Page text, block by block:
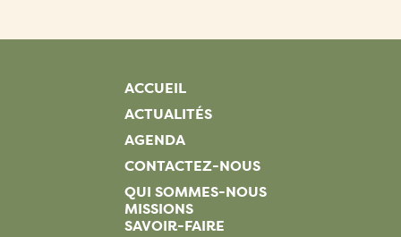
ACCUEIL
ACTUALITÉS
AGENDA
CONTACTEZ-NOUS
QUI SOMMES-NOUS
MISSIONS
SAVOIR-FAIRE